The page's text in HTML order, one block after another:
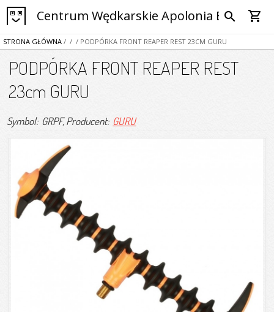
Centrum Wędkarskie Apolonia Bytom
search shopping_cart
STRONA GŁÓWNA / / / PODPÓRKA FRONT REAPER REST 23CM GURU
PODPÓRKA FRONT REAPER REST
23cm GURU
Symbol: GRPF, Producent: GURU